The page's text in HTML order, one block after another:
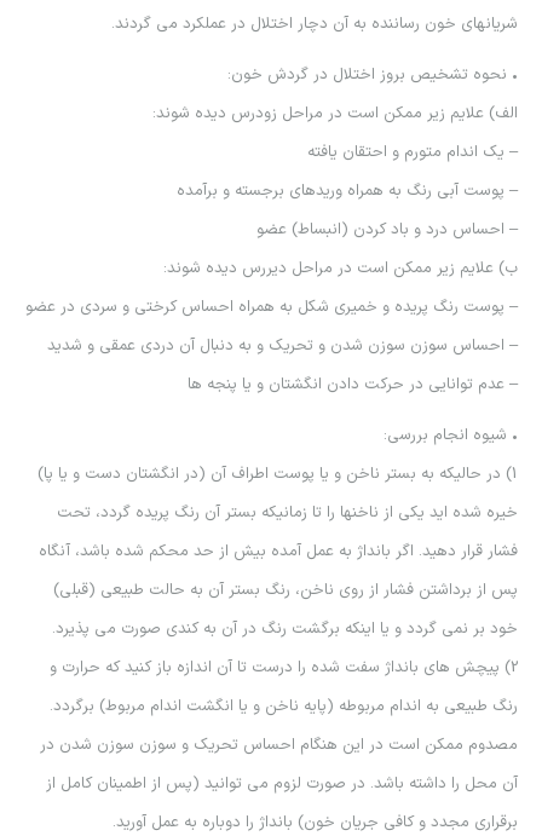
شریانهای خون رساننده به آن دچار اختلال در عملکرد می گردند.
• نحوه تشخیص بروز اختلال در گردش خون:
الف) علایم زیر ممکن است در مراحل زودرس دیده شوند:
– یک اندام متورم و احتقان یافته
– پوست آبی رنگ به همراه وریدهای برجسته و برآمده
– احساس درد و باد کردن (انبساط) عضو
ب) علایم زیر ممکن است در مراحل دیررس دیده شوند:
– پوست رنگ پریده و خمیری شکل به همراه احساس کرختی و سردی در عضو
– احساس سوزن سوزن شدن و تحریک و به دنبال آن دردی عمقی و شدید
– عدم توانایی در حرکت دادن انگشتان و یا پنجه ها
• شیوه انجام بررسی:
1) در حالیکه به بستر ناخن و یا پوست اطراف آن (در انگشتان دست و یا پا)
خیره شده اید یکی از ناخنها را تا زمانیکه بستر آن رنگ پریده گردد، تحت
فشار قرار دهید. اگر بانداژ به عمل آمده بیش از حد محکم شده باشد، آنگاه
پس از برداشتن فشار از روی ناخن، رنگ بستر آن به حالت طبیعی (قبلی)
خود بر نمی گردد و یا اینکه برگشت رنگ در آن به کندی صورت می پذیرد.
2) پیچش های بانداژ سفت شده را درست تا آن اندازه باز کنید که حرارت و
رنگ طبیعی به اندام مربوطه (پایه ناخن و یا انگشت اندام مربوط) برگردد.
مصدوم ممکن است در این هنگام احساس تحریک و سوزن سوزن شدن در
آن محل را داشته باشد. در صورت لزوم می توانید (پس از اطمینان کامل از
برقراری مجدد و کافی جریان خون) بانداژ را دوباره به عمل آورید.